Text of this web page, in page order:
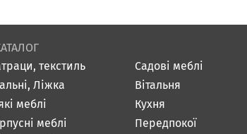
текстиль
Ліжка
меблі
меблі
Садові меблі
Вітальня
Кухня
Передпокої